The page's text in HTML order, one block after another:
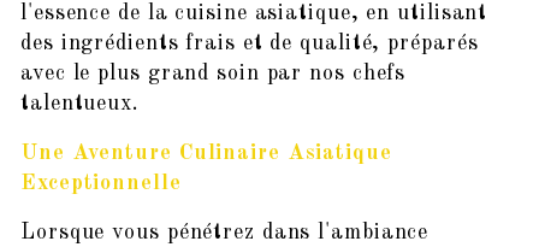
l'essence de la cuisine asiatique, en utilisant
des ingrédients frais et de qualité, préparés
avec le plus grand soin par nos chefs
talentueux.
Une Aventure Culinaire Asiatique
Exceptionnelle
Lorsque vous pénétrez dans l'ambiance